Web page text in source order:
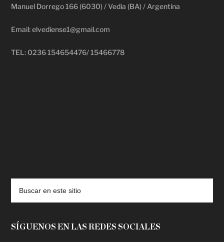
Manuel Dorrego 166 (6030) / Vedia (BA) / Argentina
Email: elvediense1@gmail.com
TEL: 0236 154654476/ 15466778
SÍGUENOS EN LAS REDES SOCIALES